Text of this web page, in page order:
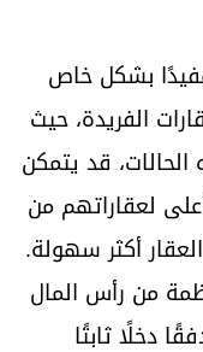
بشكل خاص
الفريدة، حيث
قد يتمكن
لعقاراتهم من
أكثر سهولة.
من رأس المال
دخلًا ثابتًا